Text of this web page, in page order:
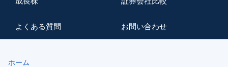
よくある質問 お問い合わせ
ホーム